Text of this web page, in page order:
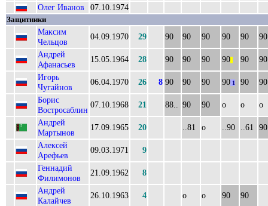
Олег Иванов
07.10.1974
Защитники
Максим
Чельцов
04.09.1970 29 90 90 90 90 90
90
Андрей
Афанасьев
15.05.1964 28 90 90 90 90 90
90
Игорь
Чугайнов
06.04.1970 26 8 90 90 90 90 1 90
90
Борис
Востросаблин
07.10.1968 21 88.. 90 90 о о
о
Андрей
Мартынов
17.09.1965 20 ..81 о ..90 ..61
90
Алексей
Арефьев
09.03.1971
9
Геннадий
Филимонов
21.09.1962
8
Андрей
Калайчев
26.10.1963 4 о о 90
90